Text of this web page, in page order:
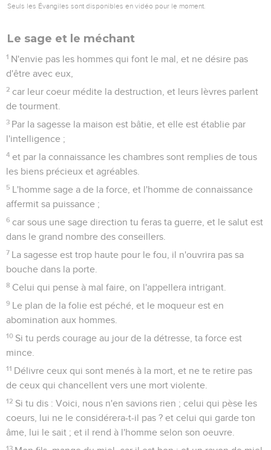
Seuls les Évangiles sont disponibles en vidéo pour le moment.
Le sage et le méchant
1 N'envie pas les hommes qui font le mal, et ne désire pas
d'être avec eux,
2 car leur coeur médite la destruction, et leurs lèvres parlent
de tourment.
3 Par la sagesse la maison est bâtie, et elle est établie par
l'intelligence ;
4 et par la connaissance les chambres sont remplies de tous
les biens précieux et agréables.
5 L'homme sage a de la force, et l'homme de connaissance
affermit sa puissance ;
6 car sous une sage direction tu feras ta guerre, et le salut est
dans le grand nombre des conseillers.
7 La sagesse est trop haute pour le fou, il n'ouvrira pas sa
bouche dans la porte.
8 Celui qui pense à mal faire, on l'appellera intrigant.
9 Le plan de la folie est péché, et le moqueur est en
abomination aux hommes.
10 Si tu perds courage au jour de la détresse, ta force est
mince.
11 Délivre ceux qui sont menés à la mort, et ne te retire pas
de ceux qui chancellent vers une mort violente.
12 Si tu dis : Voici, nous n'en savions rien ; celui qui pèse les
coeurs, lui ne le considérera-t-il pas ? et celui qui garde ton
âme, lui le sait ; et il rend à l'homme selon son oeuvre.
13